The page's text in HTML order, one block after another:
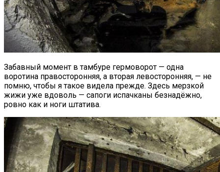
Забавный момент в тамбуре гермоворот — одна
воротина правосторонняя, а вторая левосторонняя, — не
помню, чтобы я такое видела прежде. Здесь мерзкой
жижи уже вдоволь — сапоги испачканы безнадёжно,
ровно как и ноги штатива.